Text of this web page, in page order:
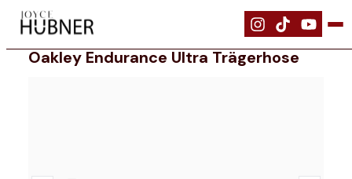
| Bekleidung Oakley Endurance Ultra Trägerhose
Oakley Endurance Ultra Trägerhose